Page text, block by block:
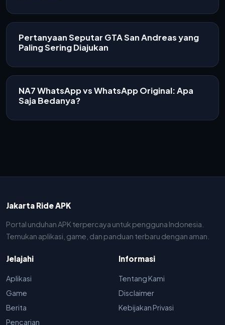
Pertanyaan Seputar GTA San Andreas yang
Paling Sering Diajukan
NA7 WhatsApp vs WhatsApp Original: Apa
Saja Bedanya?
Jakarta Ride APK
Portal unduhan APK terpercaya untuk pengguna Indonesia.
Temukan aplikasi, game, dan panduan terbaru dengan aman.
Jelajahi
Aplikasi
Game
Berita
Pencarian
Informasi
Tentang Kami
Disclaimer
Kebijakan Privasi